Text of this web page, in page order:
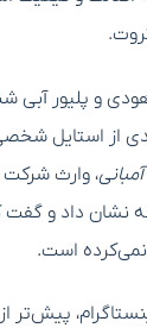
و پلیور آبی
از استایل
، وارث شرکت
نشان داد و گفت
است.
پیش‌تر